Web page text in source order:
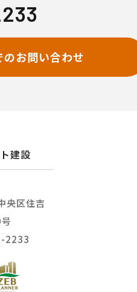
のお問い合わせ
建設
央区住吉
2233